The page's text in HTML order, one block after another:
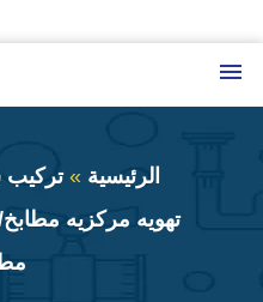
إلى
المحتوى
الرئيسية
تركيب